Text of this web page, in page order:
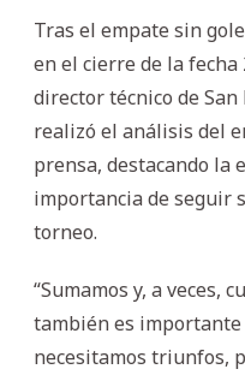
Tras el empate sin
en el cierre de la
director técnico de
realizó el análisis del
prensa, destacando la
importancia de seguir
torneo.
“Sumamos y, a veces,
también es importante
necesitamos triunfos,